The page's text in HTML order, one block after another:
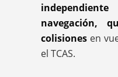
navegación,
colisiones en
el TCAS.